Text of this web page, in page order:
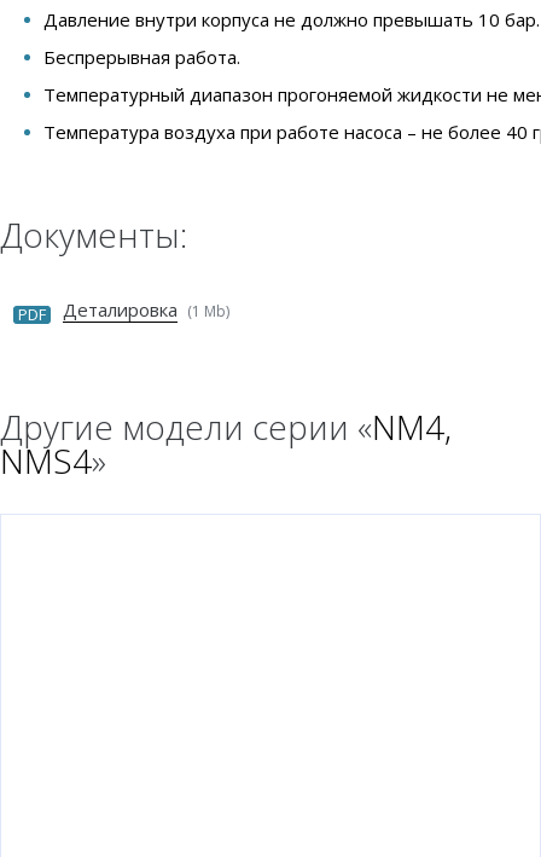
Давление внутри корпуса не должно превышать 10 бар.
Беспрерывная работа.
Температурный диапазон прогоняемой жидкости не
Температура воздуха при работе насоса – не более 40
Документы:
PDF Деталировка (1 Mb)
Другие модели серии «NM4,
NMS4»